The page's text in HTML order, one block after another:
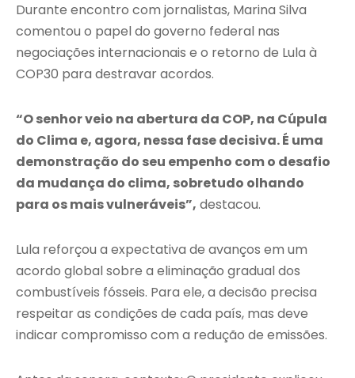
Durante encontro com jornalistas, Marina Silva
comentou o papel do governo federal nas
negociações internacionais e o retorno de Lula à
COP30 para destravar acordos.
“O senhor veio na abertura da COP, na Cúpula
do Clima e, agora, nessa fase decisiva. É uma
demonstração do seu empenho com o desafio
da mudança do clima, sobretudo olhando
para os mais vulneráveis”, destacou.
Lula reforçou a expectativa de avanços em um
acordo global sobre a eliminação gradual dos
combustíveis fósseis. Para ele, a decisão precisa
respeitar as condições de cada país, mas deve
indicar compromisso com a redução de emissões.